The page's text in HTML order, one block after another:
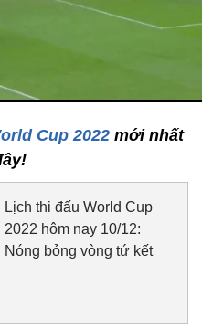
Cup 2022mới nhất
Lịch thi đấu World Cup
2022 hôm nay 10/12:
Nóng bỏng vòng tứ kết